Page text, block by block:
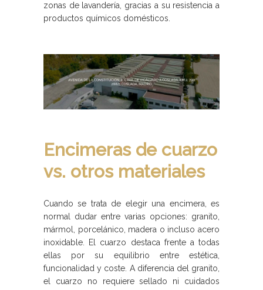
zonas de lavandería, gracias a su resistencia a
productos químicos domésticos.
Encimeras de cuarzo
vs. otros materiales
Cuando se trata de elegir una encimera, es
normal dudar entre varias opciones: granito,
mármol, porcelánico, madera o incluso acero
inoxidable. El cuarzo destaca frente a todas
ellas por su equilibrio entre estética,
funcionalidad y coste. A diferencia del granito,
el cuarzo no requiere sellado ni cuidados